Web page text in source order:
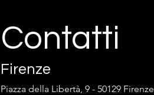
Contatti
Firenze
Piazza della Libertà, 9 - 50129 Firenze